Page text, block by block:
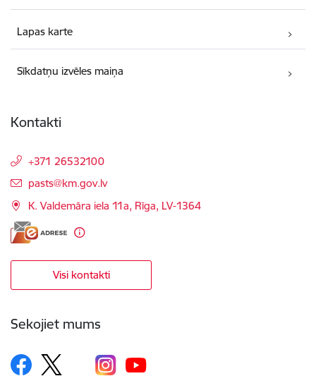
Lapas karte
Sīkdatņu izvēles maiņa
Kontakti
+371 26532100
E-pasts:
pasts@km.gov.lv
K. Valdemāra iela 11a, Rīga, LV-1364
Visi kontakti
Sekojiet mums